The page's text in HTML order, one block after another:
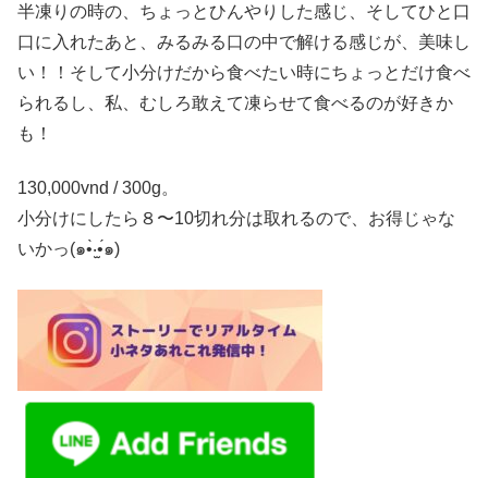
半凍りの時の、ちょっとひんやりした感じ、そしてひと口
口に入れたあと、みるみる口の中で解ける感じが、美味し
い！！そして小分けだから食べたい時にちょっとだけ食べ
られるし、私、むしろ敢えて凍らせて食べるのが好きか
も！
130,000vnd / 300g。
小分けにしたら８〜10切れ分は取れるので、お得じゃな
いかっ(๑•̀‧̫•́๑)